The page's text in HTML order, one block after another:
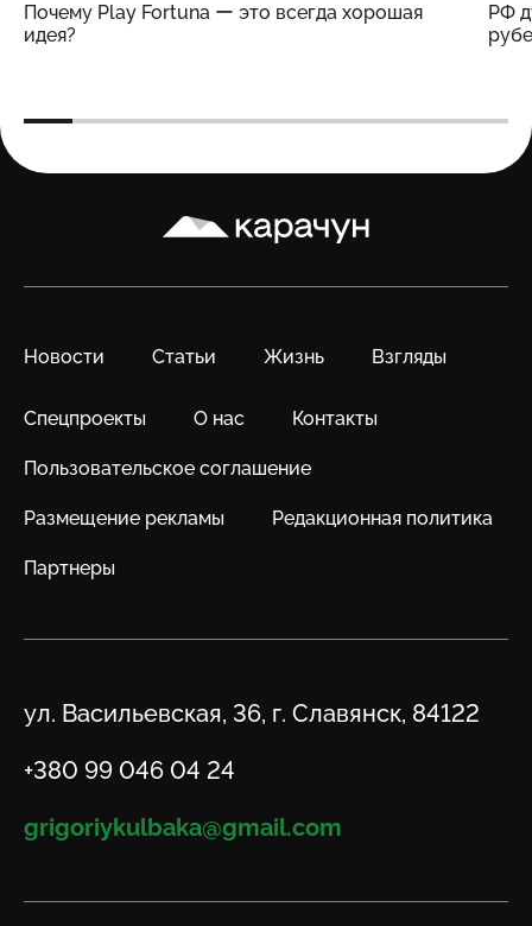
Почему Play Fortuna ー это всегда хорошая
идея?
РФ
Карачун
Новости Статьи Жизнь Взгляды
Спецпроекты О нас Контакты
Пользовательское соглашение
Размещение рекламы Редакционная политика
Партнеры
Адрес
ул. Васильевская, 36, г. Славянск, 84122
Телефон
+380 99 046 04 24
Email
grigoriykulbaka@gmail.com